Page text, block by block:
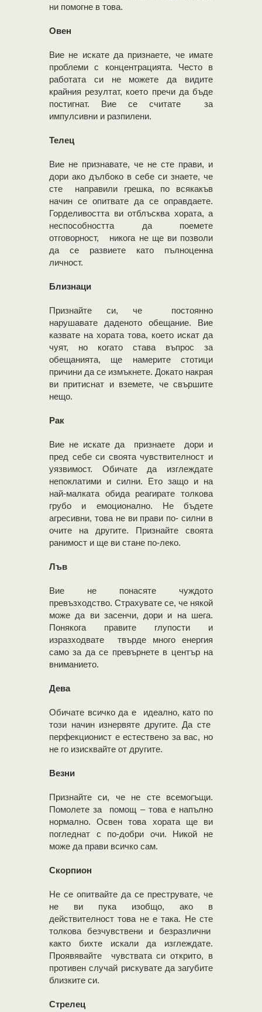
ни помогне в това.
Овен
Вие не искате да признаете, че имате
проблеми с концентрацията. Често в
работата си не можете да видите
крайния резултат, което пречи да бъде
постигнат. Вие се считате за
импулсивни и разпилени.
Телец
Вие не признавате, че не сте прави, и
дори ако дълбоко в себе си знаете, че
сте направили грешка, по всякакъв
начин се опитвате да се оправдаете.
Горделивостта ви отблъсква хората, а
неспособността да поемете
отговорност, никога не ще ви позволи
да се развиете като пълноценна
личност.
Близнаци
Признайте си, че постоянно
нарушавате даденото обещание. Вие
казвате на хората това, което искат да
чуят, но когато става въпрос за
обещанията, ще намерите стотици
причини да се измъкнете. Докато накрая
ви притиснат и вземете, че свършите
нещо.
Рак
Вие не искате да признаете дори и
пред себе си своята чувствителност и
уязвимост. Обичате да изглеждате
непоклатими и силни. Ето защо и на
най-малката обида реагирате толкова
грубо и емоционално. Не бъдете
агресивни, това не ви прави по- силни в
очите на другите. Признайте своята
ранимост и ще ви стане по-леко.
Лъв
Вие не понасяте чуждото
превъзходство. Страхувате се, че някой
може да ви засенчи, дори и на шега.
Понякога правите глупости и
изразходвате твърде много енергия
само за да се превърнете в център на
вниманието.
Дева
Обичате всичко да е идеално, като по
този начин изнервяте другите. Да сте
перфекционист е естествено за вас, но
не го изисквайте от другите.
Везни
Признайте си, че не сте всемогъщи.
Помолете за помощ – това е напълно
нормално. Освен това хората ще ви
погледнат с по-добри очи. Никой не
може да прави всичко сам.
Скорпион
Не се опитвайте да се преструвате, че
не ви пука изобщо, ако в
действителност това не е така. Не сте
толкова безчувствени и безразлични
както бихте искали да изглеждате.
Проявявайте чувствата си открито, в
противен случай рискувате да загубите
близките си.
Стрелец